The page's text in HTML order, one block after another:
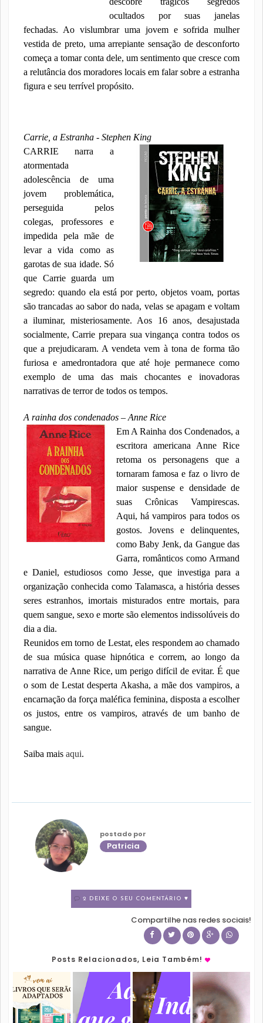
ocultados por suas janelas
fechadas. Ao vislumbrar uma jovem e sofrida mulher
vestida de preto, uma arrepiante sensação de desconforto
começa a tomar conta dele, um sentimento que cresce com
a relutância dos moradores locais em falar sobre a estranha
figura e seu terrível propósito.
Carrie, a Estranha - Stephen King
CARRIE narra a
atormentada
adolescência de uma
jovem problemática,
perseguida pelos
colegas, professores e
impedida pela mãe de
levar a vida como as
garotas de sua idade. Só
que Carrie guarda um
segredo: quando ela está por perto, objetos voam, portas
são trancadas ao sabor do nada, velas se apagam e voltam
a iluminar, misteriosamente. Aos 16 anos, desajustada
socialmente, Carrie prepara sua vingança contra todos os
que a prejudicaram. A vendeta vem à tona de forma tão
furiosa e amedrontadora que até hoje permanece como
exemplo de uma das mais chocantes e inovadoras
narrativas de terror de todos os tempos.
A rainha dos condenados – Anne Rice
Em A Rainha dos Condenados, a
escritora americana Anne Rice
retoma os personagens que a
tornaram famosa e faz o livro de
maior suspense e densidade de
suas Crônicas Vampirescas.
Aqui, há vampiros para todos os
gostos. Jovens e delinquentes,
como Baby Jenk, da Gangue das
Garra, românticos como Armand
e Daniel, estudiosos como Jesse, que investiga para a
organização conhecida como Talamasca, a história desses
seres estranhos, imortais misturados entre mortais, para
quem sangue, sexo e morte são elementos indissolúveis do
dia a dia.
Reunidos em torno de Lestat, eles respondem ao chamado
de sua música quase hipnótica e correm, ao longo da
narrativa de Anne Rice, um perigo difícil de evitar. É que
o som de Lestat desperta Akasha, a mãe dos vampiros, a
encarnação da força maléfica feminina, disposta a escolher
os justos, entre os vampiros, através de um banho de
sangue.
Saiba mais aqui.
postado por
Patricia
2 DEIXE O SEU COMENTÁRIO ♥
Compartilhe nas redes sociais!
Posts Relacionados, Leia Também!